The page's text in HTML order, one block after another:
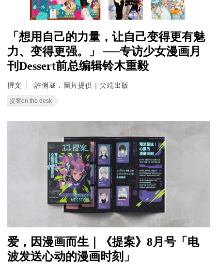
「想用自己的力量，让自己变得更有魅
力、变得更强。」 ──专访少女漫画月
刊Dessert前总编辑铃木重毅
撰文 許俐葳．圖片提供｜尖端出版
提案on the desk
爱，因漫画而生｜《提案》8月号「电
波发送心动的漫画时刻」